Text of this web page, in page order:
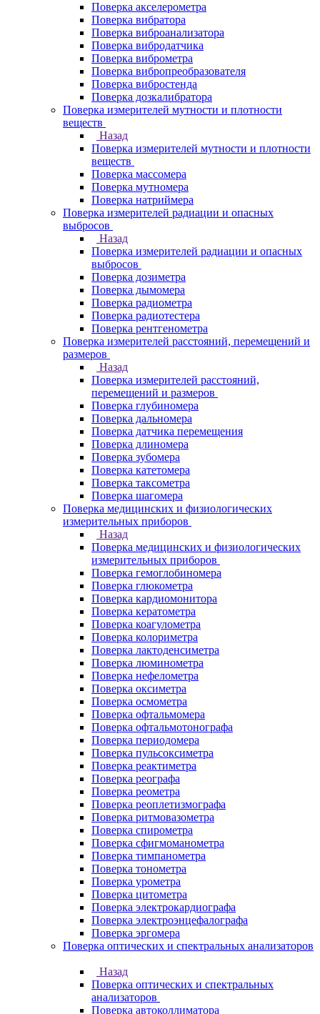
Поверка акселерометра
Поверка вибратора
Поверка виброанализатора
Поверка вибродатчика
Поверка виброметра
Поверка вибропреобразователя
Поверка вибростенда
Поверка дозкалибратора
Поверка измерителей мутности и плотности
веществ
Назад
Поверка измерителей мутности и плотности
веществ
Поверка массомера
Поверка мутномера
Поверка натриймера
Поверка измерителей радиации и опасных
выбросов
Назад
Поверка измерителей радиации и опасных
выбросов
Поверка дозиметра
Поверка дымомера
Поверка радиометра
Поверка радиотестера
Поверка рентгенометра
Поверка измерителей расстояний, перемещений и
размеров
Назад
Поверка измерителей расстояний,
перемещений и размеров
Поверка глубиномера
Поверка дальномера
Поверка датчика перемещения
Поверка длиномера
Поверка зубомера
Поверка катетомера
Поверка таксометра
Поверка шагомера
Поверка медицинских и физиологических
измерительных приборов
Назад
Поверка медицинских и физиологических
измерительных приборов
Поверка гемоглобиномера
Поверка глюкометра
Поверка кардиомонитора
Поверка кератометра
Поверка коагулометра
Поверка колориметра
Поверка лактоденсиметра
Поверка люминометра
Поверка нефелометра
Поверка оксиметра
Поверка осмометра
Поверка офтальмомера
Поверка офтальмотонографа
Поверка периодомера
Поверка пульсоксиметра
Поверка реактиметра
Поверка реографа
Поверка реометра
Поверка реоплетизмографа
Поверка ритмовазометра
Поверка спирометра
Поверка сфигмоманометра
Поверка тимпанометра
Поверка тонометра
Поверка урометра
Поверка цитометра
Поверка электрокардиографа
Поверка электроэнцефалографа
Поверка эргомера
Поверка оптических и спектральных анализаторов
Назад
Поверка оптических и спектральных
анализаторов
Поверка автоколлиматора